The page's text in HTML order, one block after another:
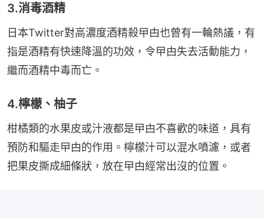
3.消毒酒精
日本Twitter對高濃度酒精殺曱甴也曾有一輪熱議，有
指是酒精有快速降溫的功效，令曱甴失去活動能力，
繼而酒精中毒而亡。
4.檸檬、柚子
柑橘類的水果皮或汁液都是曱甴不喜歡的味道，具有
預防和驅走曱甴的作用。檸檬汁可以混水噴濾，或者
把果皮撕成細條狀，放在曱甴經常出沒的位置。